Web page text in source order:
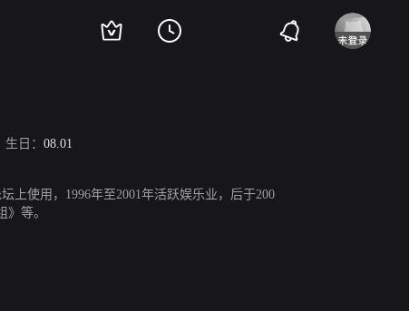
生日： 08.01
上使用，1996年至2001年活跃娱乐业，后于200
等。